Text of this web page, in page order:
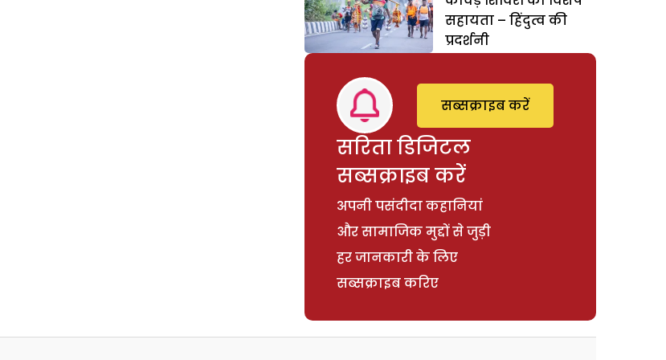
सहायता – हिंदुत्व की
प्रदर्शनी
सरिता डिजिटल
सब्सक्राइब करें
अपनी पसंदीदा कहानियां
और सामाजिक मुद्दों से जुड़ी
हर जानकारी के लिए
सब्सक्राइब करिए
सब्सक्राइब करें